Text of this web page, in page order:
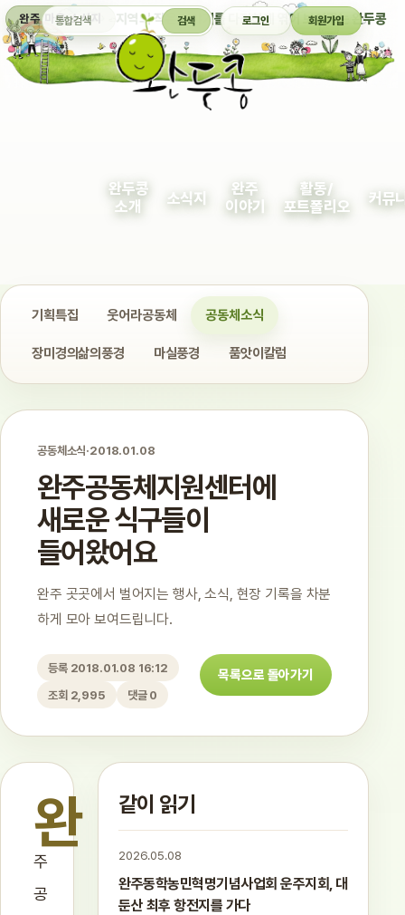
완주 마을 소식지 지역의 작은 이야기를 다정하게 엮어 보여주는 완두콩
통합검색 검색 로그인 회원가입
완두콩
소개
소식지
완주
이야기
활동/
포트폴리오
커뮤
기획특집 웃어라공동체 공동체소식
장미경의삶의풍경 마실풍경 품앗이칼럼
공동체소식·2018.01.08
완주공동체지원센터에
새로운 식구들이
들어왔어요
완주 곳곳에서 벌어지는 행사, 소식, 현장 기록을 차분
하게 모아 보여드립니다.
등록 2018.01.08 16:12
조회 2,995
댓글 0
목록으로 돌아가기
완
주
공
같이 읽기
2026.05.08
완주동학농민혁명기념사업회 운주지회, 대
둔산 최후 항전지를 가다